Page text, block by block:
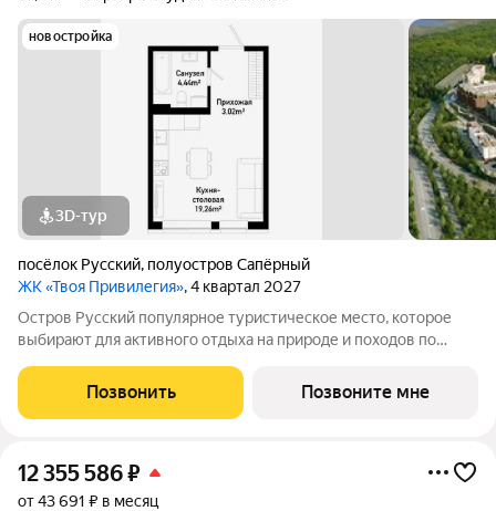
новостройка
3D-тур
посёлок Русский, полуостров Сапёрный
ЖК «Твоя Привилегия», 4 квартал 2027
Остров Русский популярное туристическое место, которое
выбирают для активного отдыха на природе и походов по
маршрутов, легко добраться до пляжей и смотровых
площадок. И множество
Позвонить Позвоните мне
12 355 586₽
от 43 691 ₽ в месяц